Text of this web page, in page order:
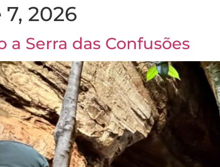
2026
a Serra das Confusões